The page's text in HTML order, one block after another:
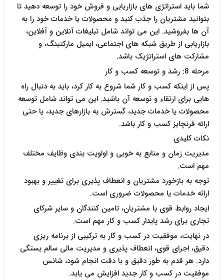
شما باید استراتژی های بازاریابی و فروش خود را توسعه دهید تا
بتوانید مشتریان را جذب کنید و محصولات یا خدمات خود را به
آن ها بفروشید. این می تواند شامل تبلیغات آنلاین و آفلاین،
بازاریابی از طریق شبکه های اجتماعی، ایمیل مارکتینگ، و
مشارکت های استراتژیک باشد.
مرحله 8: رشد و توسعه کسب و کار
پس از اینکه کسب و کار شما شروع به کار کرد، باید به دنبال راه
هایی برای ارتقاء و توسعه آن باشید. این می تواند شامل توسعه
محصولات یا خدمات جدید، گسترش به بازارهای جدید، یا حتی
ارائه فرنچایز کسب و کار باشد.
نکات کلیدی
مدیریت زمان و منابع به خوبی و اولویت بندی وظایف مختلف
مهم است.
توجه به بازخورد مشتریان و انعطاف پذیری برای تغییر و بهبود
ارائه خدمات یا محصولات ضروری است.
ایجاد روابط قوی با مشتریان، تامین کنندگان و سایر شرکای
تجاری برای رشد پایدار کسب و کار مهم است.
در نهایت، موفقیت در کسب و کار به ترکیبی از برنامه ریزی
دقیق، اجرای قوی، انعطاف پذیری و مدیریت مالی سالم بستگی
دارد. هر قدم به طور دقیق و با دقت انجام شود، شانس
موفقیت در کسب و کار جدید افزایش می یابد.